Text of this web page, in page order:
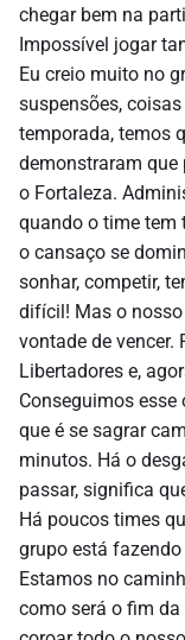
chegar bem na
Impossível jogar
Eu creio muito no
suspensões,
temporada, temos
demonstraram que
o Fortaleza.
quando o time tem
o cansaço se
sonhar, competir,
difícil! Mas o
vontade de vencer.
Libertadores e,
Conseguimos esse
que é se sagrar
minutos. Há o
passar, significa
Há poucos times
grupo está
Estamos no
como será o fim da